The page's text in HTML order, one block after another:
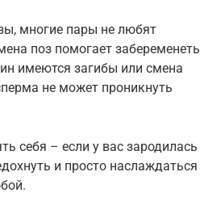
многие пары не любят
поз помогает забеременеть
имеются загибы или смена
не может проникнуть
себя – если у вас зародилась
и просто наслаждаться